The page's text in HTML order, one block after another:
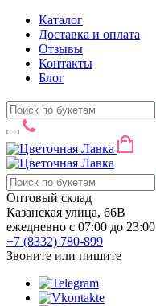
Каталог
Доставка и оплата
Отзывы
Контакты
Блог
Оптовый склад
Казанская улица, 66В
ежедневно с 07:00 до 23:00
+7 (8332) 780-899
Звоните или пишите